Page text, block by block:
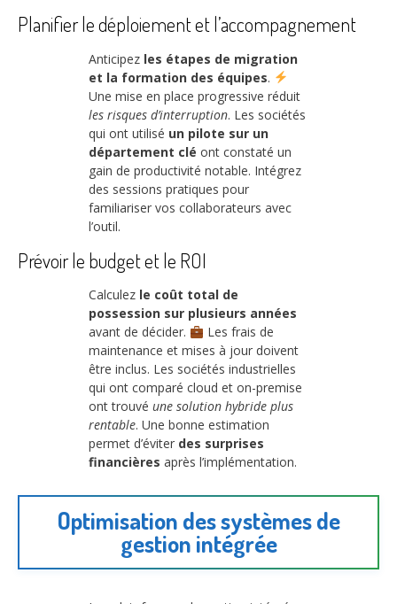
Planifier le déploiement et l’accompagnement
Anticipez les étapes de migration
et la formation des équipes.
Une mise en place progressive réduit
les risques d’interruption. Les sociétés
qui ont utilisé un pilote sur un
département clé ont constaté un
gain de productivité notable. Intégrez
des sessions pratiques pour
familiariser vos collaborateurs avec
l’outil.
Prévoir le budget et le ROI
Calculez le coût total de
possession sur plusieurs années
avant de décider.
Les frais de
maintenance et mises à jour doivent
être inclus. Les sociétés industrielles
qui ont comparé cloud et on-premise
ont trouvé une solution hybride plus
rentable. Une bonne estimation
permet d’éviter des surprises
financières après l’implémentation.
Optimisation des systèmes de
gestion intégrée